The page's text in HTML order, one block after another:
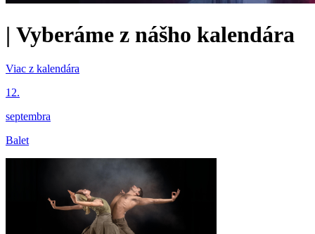
| Vyberáme z nášho kalendára
Viac z kalendára
12.
septembra
Balet